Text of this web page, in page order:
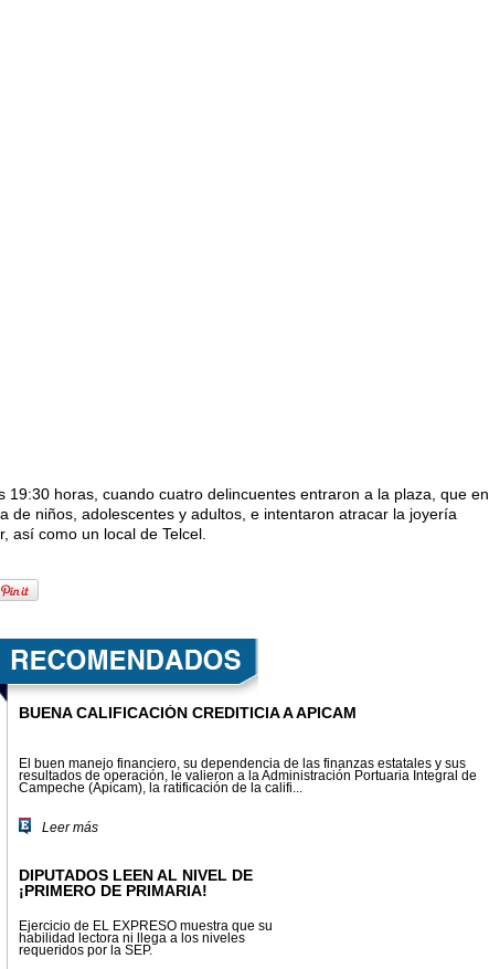
19:30 horas, cuando cuatro delin­cuentes entraron a la plaza, que en
de niños, adolescentes y adultos, e in­tentaron atracar la joyería
así como un local de Telcel.
BUENA CALIFICACIÓN CREDITICIA A APICAM
El buen manejo financiero, su dependencia de las finanzas estatales y sus
resultados de operación, le valieron a la Administración Portuaria Integral de
Campeche (Apicam), la ratificación de la califi...
Leer más
DIPUTADOS LEEN AL NIVEL DE
¡PRIMERO DE PRIMARIA!
Ejercicio de EL EXPRESO muestra que su
habilidad lectora ni llega a los niveles
requeridos por la SEP.